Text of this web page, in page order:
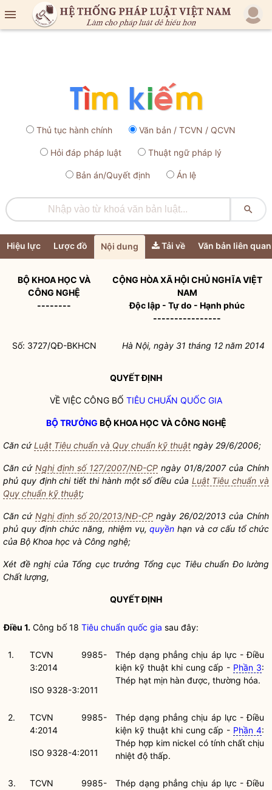

Thủ tục hành chính Văn bản / TCVN / QCVN
Hỏi đáp pháp luật Thuật ngữ pháp lý
Bản án/Quyết định Án lệ

Hiệu lực Lược đồ Nội dung Tải về Văn bản liên quan
BỘ KHOA HỌC VÀ
CÔNG NGHỆ
--------
CỘNG HÒA XÃ HỘI CHỦ NGHĨA VIỆT
NAM
Độc lập - Tự do - Hạnh phúc
----------------
Số: 3727/QĐ-BKHCN Hà Nội, ngày 31 tháng 12 năm 2014
QUYẾT ĐỊNH
VỀ VIỆC CÔNG BỐ TIÊU CHUẨN QUỐC GIA
BỘ TRƯỞNG BỘ KHOA HỌC VÀ CÔNG NGHỆ
Căn cứLuật Tiêu chuẩn và Quy chuẩn kỹ thuật ngày 29/6/2006;
Căn cứ Nghị định số 127/2007/NĐ-CP ngày 01/8/2007 của Chính
phủ quy định chi tiết thi hành một số điều của Luật Tiêu chuẩn và
Quy chuẩn kỹ thuật;
Căn cứ Nghị định số 20/2013/NĐ-CP ngày 26/02/2013 của Chính
phủ quy định chức năng, nhiệm vụ,quyền hạn và cơ cấu tổ chức
của Bộ Khoa học và Công nghệ;
Xét đề nghị của Tổng cục trưởng Tổng cục Tiêu chuẩn Đo lường
Chất lượng,
QUYẾT ĐỊNH
Điều 1. Công bố 18 Tiêu chuẩn quốc gia sau đây:
1.
TCVN 9985-
3:2014
ISO 9328-3:2011
Thép dạng phẳng chịu áp lực - Điều
kiện kỹ thuật khi cung cấp - Phần 3:
Thép hạt mịn hàn được, thường hóa.
2.
TCVN 9985-
4:2014
ISO 9328-4:2011
Thép dạng phẳng chịu áp lực - Điều
kiện kỹ thuật khi cung cấp - Phần 4:
Thép hợp kim nickel có tính chất chịu
nhiệt độ thấp.
3.
TCVN 9985-
Thép dạng phẳng chịu áp lực - Điều